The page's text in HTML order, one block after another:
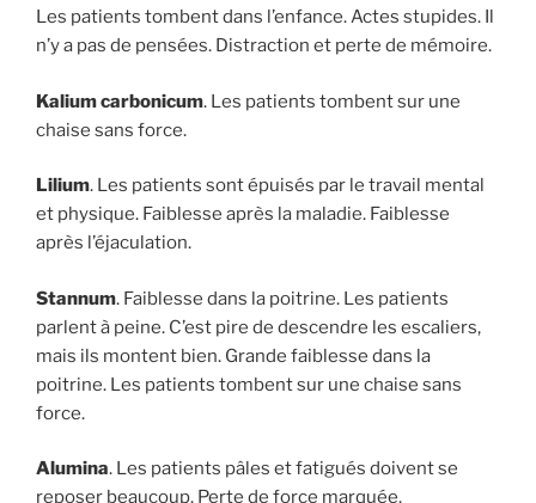
Les patients tombent dans l’enfance. Actes stupides. Il
n’y a pas de pensées. Distraction et perte de mémoire.
Kaliumcarbonicum. Les patients tombent sur une
chaise sans force.
Lilium. Les patients sont épuisés par le travail mental
et physique. Faiblesse après la maladie. Faiblesse
après l’éjaculation.
Stannum. Faiblesse dans la poitrine. Les patients
parlent à peine. C’est pire de descendre les escaliers,
mais ils montent bien. Grande faiblesse dans la
poitrine. Les patients tombent sur une chaise sans
force.
Alumina. Les patients pâles et fatigués doivent se
reposer beaucoup. Perte de force marquée.